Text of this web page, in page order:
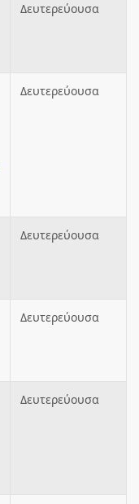
Δευτερεύουσα
Δευτερεύουσα
Δευτερεύουσα
Δευτερεύουσα
Δευτερεύουσα